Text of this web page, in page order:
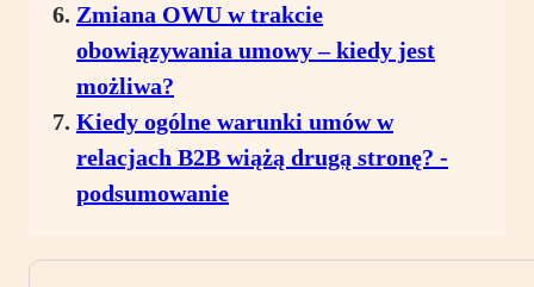
Zmiana OWU w trakcie
obowiązywania umowy – kiedy jest
możliwa?
Kiedy ogólne warunki umów w
relacjach B2B wiążą drugą stronę? -
podsumowanie